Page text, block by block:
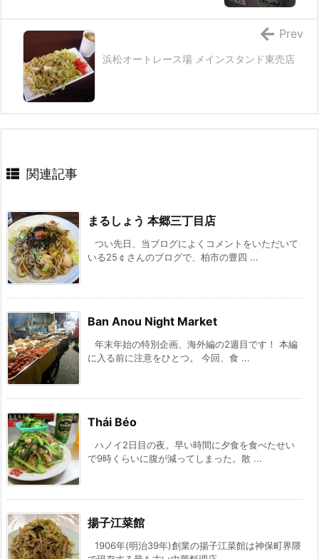
浜松オートレース場 メインスタンド東売店
Prev
関連記事
まるしょう 本郷三丁目店
つい先日、当ブログによくコメントをいただいて
いる25￠さんのブログで、柏市の豊四 ...
Ban Anou Night Market
年末年始の特別企画、海外編の2週目です！ 本編
に入る前に注意をひとつ。 今回、食 ...
Thái Béo
ハノイ2日目の夜。早い時間に夕食を食べたせい
で9時くらいに腹が減ってしまった。散 ...
揚子江菜館
1906年(明治39年)創業の揚子江菜館は神保町界隈